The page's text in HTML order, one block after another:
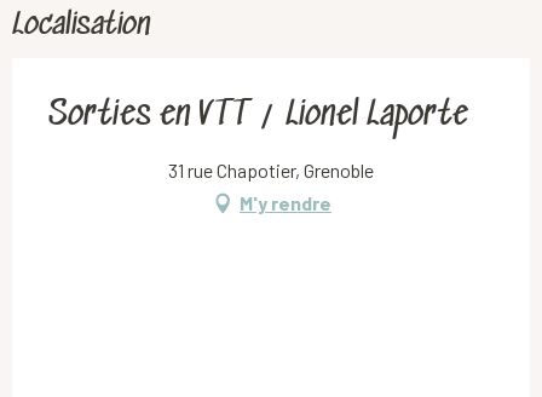
Localisation
Sorties en VTT / Lionel Laporte
31 rue Chapotier, Grenoble
M'y rendre